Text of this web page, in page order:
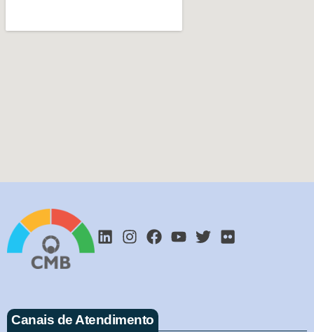
Canais de Atendimento